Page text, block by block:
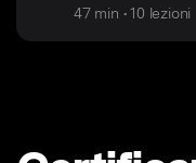
47 min • 10 lezioni